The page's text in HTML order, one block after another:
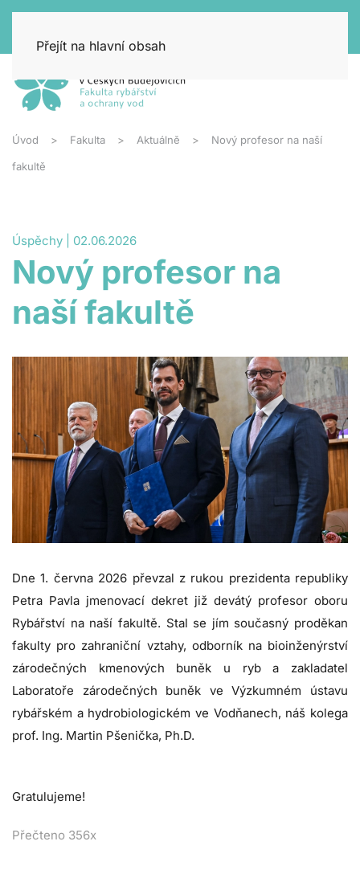
Přejít na hlavní obsah
Úvod Fakulta Aktuálně Nový profesor na naší
fakultě
Úspěchy | 02.06.2026
Nový profesor na
naší fakultě
Dne 1. června 2026 převzal z rukou prezidenta republiky
Petra Pavla jmenovací dekret již devátý profesor oboru
Rybářství na naší fakultě. Stal se jím současný proděkan
fakulty pro zahraniční vztahy, odborník na bioinženýrství
zárodečných kmenových buněk u ryb a zakladatel
Laboratoře zárodečných buněk ve Výzkumném ústavu
rybářském a hydrobiologickém ve Vodňanech, náš kolega
prof. Ing. Martin Pšenička, Ph.D.
Gratulujeme!
Přečteno 356x